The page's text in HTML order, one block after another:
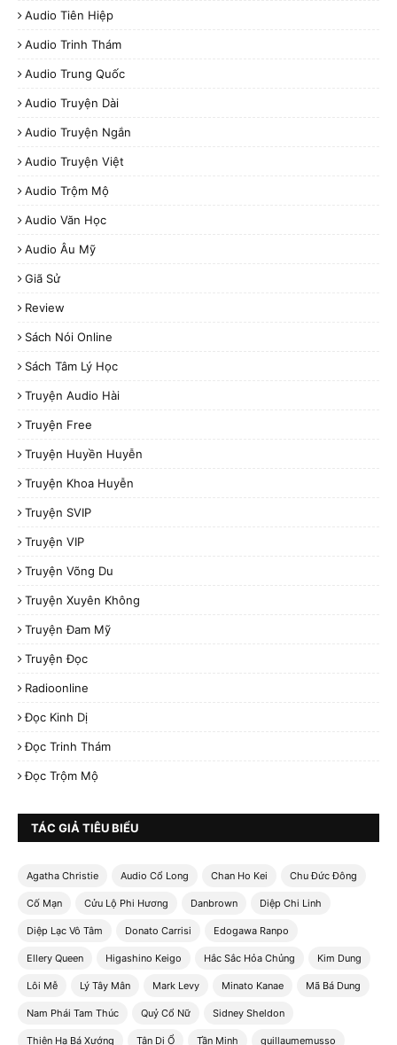
Audio Tiên Hiệp
Audio Trinh Thám
Audio Trung Quốc
Audio Truyện Dài
Audio Truyện Ngắn
Audio Truyện Việt
Audio Trộm Mộ
Audio Văn Học
Audio Âu Mỹ
Giã Sử
Review
Sách Nói Online
Sách Tâm Lý Học
Truyện Audio Hài
Truyện Free
Truyện Huyền Huyễn
Truyện Khoa Huyễn
Truyện SVIP
Truyện VIP
Truyện Võng Du
Truyện Xuyên Không
Truyện Đam Mỹ
Truyện Đọc
Radioonline
Đọc Kinh Dị
Đọc Trinh Thám
Đọc Trộm Mộ
TÁC GIẢ TIÊU BIỂU
Agatha Christie Audio Cổ Long Chan Ho Kei Chu Đức Đông
Cố Mạn Cửu Lộ Phi Hương Danbrown Diệp Chi Linh
Diệp Lạc Vô Tâm Donato Carrisi Edogawa Ranpo
Ellery Queen Higashino Keigo Hắc Sắc Hỏa Chủng Kim Dung
Lôi Mễ Lý Tây Mân Mark Levy Minato Kanae Mã Bá Dung
Nam Phái Tam Thúc Quỷ Cổ Nữ Sidney Sheldon
Thiên Hạ Bá Xướng Tân Di Ổ Tần Minh guillaumemusso